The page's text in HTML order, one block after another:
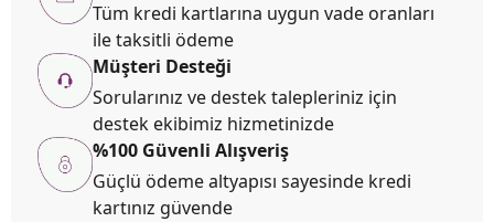
Tüm kredi kartlarına uygun vade oranları
ile taksitli ödeme
Müşteri Desteği
Sorularınız ve destek talepleriniz için
destek ekibimiz hizmetinizde
%100 Güvenli Alışveriş
Güçlü ödeme altyapısı sayesinde kredi
kartınız güvende